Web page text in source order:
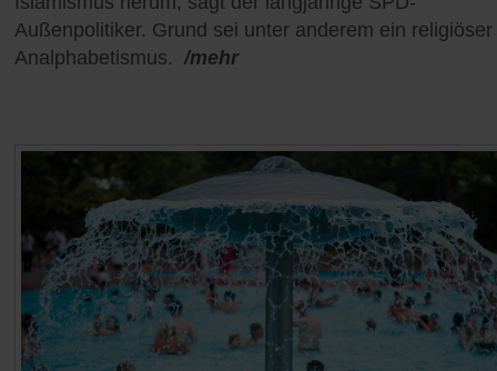
Außenpolitiker. Grund sei unter anderem ein religiöser
Analphabetismus. /mehr